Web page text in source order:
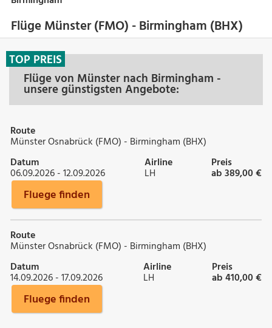
Flüge Münster (FMO) - Birmingham (BHX)
Flüge von Münster nach Birmingham -
unsere günstigsten Angebote:
TOP PREIS
Route
Münster Osnabrück (FMO) - Birmingham (BHX)
Datum
06.09.2026 - 12.09.2026
Airline
LH
Preis
ab 389,00 €
Fluege finden
Route
Münster Osnabrück (FMO) - Birmingham (BHX)
Datum
14.09.2026 - 17.09.2026
Airline
LH
Preis
ab 410,00 €
Fluege finden